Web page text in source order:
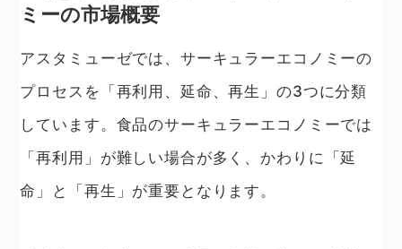
ミーの市場概要
アスタミューゼでは、サーキュラーエコノミーの
プロセスを「再利用、延命、再生」の3つに分類
しています。食品のサーキュラーエコノミーでは
「再利用」が難しい場合が多く、かわりに「延
命」と「再生」が重要となります。